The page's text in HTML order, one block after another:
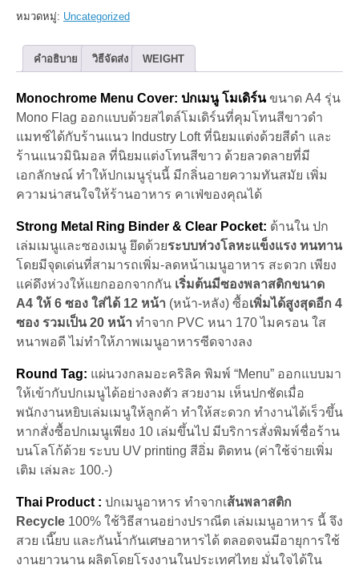
Flag
ธง
ดำ
(12views)
set
5เล่ม
ชิ้น
หมวดหมู่: Uncategorized
คำอธิบาย วิธีจัดส่ง WEIGHT
Monochrome Menu Cover: ปกเมนู โมเดิร์นขนาด A4 รุ่น
Mono Flag ออกแบบด้วยสไตล์โมเดิร์นที่คุมโทนสีขาวดำ
แมทช์ได้กับร้านแนว Industry Loft ที่นิยมแต่งด้วยสีดำ และ
ร้านแนวมินิมอล ที่นิยมแต่งโทนสีขาว ด้วยลวดลายที่มี
เอกลักษณ์ ทำให้ปกเมนูรุ่นนี้ มีกลิ่นอายความทันสมัย เพิ่ม
ความน่าสนใจให้ร้านอาหาร คาเฟ่ของคุณได้
Strong Metal Ring Binder & Clear Pocket: ด้านใน ปก
เล่มเมนูและซองเมนู ยึดด้วยระบบห่วงโลหะแข็งแรง ทนทาน
โดยมีจุดเด่นที่สามารถเพิ่ม-ลดหน้าเมนูอาหาร สะดวก เพียง
แค่ดึงห่วงให้แยกออกจากกัน เริ่มต้นมีซองพลาสติกขนาด
A4 ให้ 6 ซอง ใส่ได้ 12 หน้า (หน้า-หลัง) ซื้อเพิ่มได้สูงสุดอีก 4
ซอง รวมเป็น 20 หน้า ทำจาก PVC หนา 170 ไมครอน ใส
หนาพอดี ไม่ทำให้ภาพเมนูอาหารซีดจางลง
Round Tag: แผ่นวงกลมอะคริลิค พิมพ์ “Menu” ออกแบบมา
ให้เข้ากับปกเมนูได้อย่างลงตัว สวยงาม เห็นปกชัดเมื่อ
พนักงานหยิบเล่มเมนูให้ลูกค้า ทำให้สะดวก ทำงานได้เร็วขึ้น
หากสั่งซื้อปกเมนูเพียง 10 เล่มขึ้นไป มีบริการสั่งพิมพ์ชื่อร้าน
บนโลโก้ด้วย ระบบ UV printing สีอิ่ม ติดทน (ค่าใช้จ่ายเพิ่ม
เติม เล่มละ 100.-)
Thai Product : ปกเมนูอาหาร ทำจากเส้นพลาสติก
Recycle 100% ใช้วิธีสานอย่างปราณีต เล่มเมนูอาหาร นี้ จึง
สวย เนี๊ยบ และกันน้ำกันเศษอาหารได้ ตลอดจนมีอายุการใช้
งานยาวนาน ผลิตโดยโรงงานในประเทศไทย มั่นใจได้ใน